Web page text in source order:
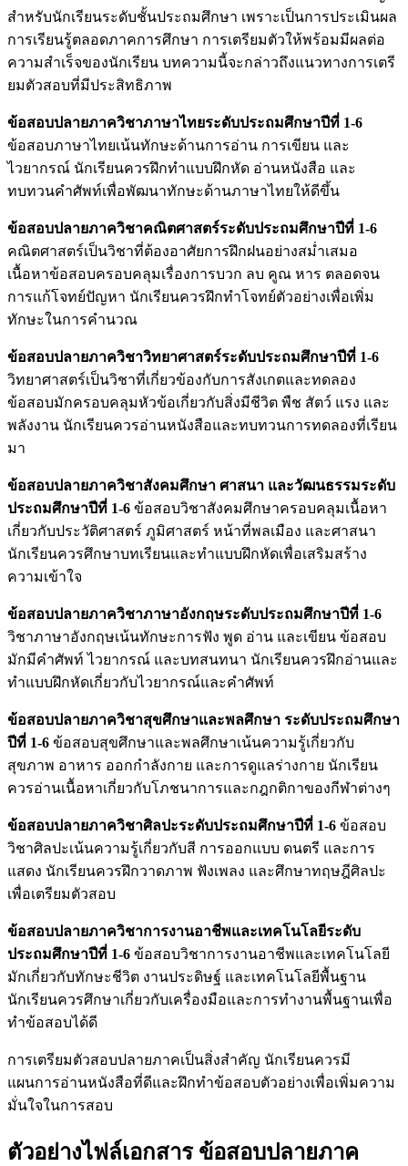
สำหรับนักเรียนระดับชั้นประถมศึกษา เพราะเป็นการประเมินผล
การเรียนรู้ตลอดภาคการศึกษา การเตรียมตัวให้พร้อมมีผลต่อ
ความสำเร็จของนักเรียน บทความนี้จะกล่าวถึงแนวทางการเตรี
ยมตัวสอบที่มีประสิทธิภาพ
ข้อสอบปลายภาควิชาภาษาไทยระดับประถมศึกษาปีที่ 1-6
ข้อสอบภาษาไทยเน้นทักษะด้านการอ่าน การเขียน และ
ไวยากรณ์ นักเรียนควรฝึกทำแบบฝึกหัด อ่านหนังสือ และ
ทบทวนคำศัพท์เพื่อพัฒนาทักษะด้านภาษาไทยให้ดีขึ้น
ข้อสอบปลายภาควิชาคณิตศาสตร์ระดับประถมศึกษาปีที่ 1-6
คณิตศาสตร์เป็นวิชาที่ต้องอาศัยการฝึกฝนอย่างสม่ำเสมอ
เนื้อหาข้อสอบครอบคลุมเรื่องการบวก ลบ คูณ หาร ตลอดจน
การแก้โจทย์ปัญหา นักเรียนควรฝึกทำโจทย์ตัวอย่างเพื่อเพิ่ม
ทักษะในการคำนวณ
ข้อสอบปลายภาควิชาวิทยาศาสตร์ระดับประถมศึกษาปีที่ 1-6
วิทยาศาสตร์เป็นวิชาที่เกี่ยวข้องกับการสังเกตและทดลอง
ข้อสอบมักครอบคลุมหัวข้อเกี่ยวกับสิ่งมีชีวิต พืช สัตว์ แรง และ
พลังงาน นักเรียนควรอ่านหนังสือและทบทวนการทดลองที่เรียน
มา
ข้อสอบปลายภาควิชาสังคมศึกษา ศาสนา และวัฒนธรรมระดับ
ประถมศึกษาปีที่ 1-6 ข้อสอบวิชาสังคมศึกษาครอบคลุมเนื้อหา
เกี่ยวกับประวัติศาสตร์ ภูมิศาสตร์ หน้าที่พลเมือง และศาสนา
นักเรียนควรศึกษาบทเรียนและทำแบบฝึกหัดเพื่อเสริมสร้าง
ความเข้าใจ
ข้อสอบปลายภาควิชาภาษาอังกฤษระดับประถมศึกษาปีที่ 1-6
วิชาภาษาอังกฤษเน้นทักษะการฟัง พูด อ่าน และเขียน ข้อสอบ
มักมีคำศัพท์ ไวยากรณ์ และบทสนทนา นักเรียนควรฝึกอ่านและ
ทำแบบฝึกหัดเกี่ยวกับไวยากรณ์และคำศัพท์
ข้อสอบปลายภาควิชาสุขศึกษาและพลศึกษา ระดับประถมศึกษา
ปีที่ 1-6 ข้อสอบสุขศึกษาและพลศึกษาเน้นความรู้เกี่ยวกับ
สุขภาพ อาหาร ออกกำลังกาย และการดูแลร่างกาย นักเรียน
ควรอ่านเนื้อหาเกี่ยวกับโภชนาการและกฎกติกาของกีฬาต่างๆ
ข้อสอบปลายภาควิชาศิลปะระดับประถมศึกษาปีที่ 1-6 ข้อสอบ
วิชาศิลปะเน้นความรู้เกี่ยวกับสี การออกแบบ ดนตรี และการ
แสดง นักเรียนควรฝึกวาดภาพ ฟังเพลง และศึกษาทฤษฎีศิลปะ
เพื่อเตรียมตัวสอบ
ข้อสอบปลายภาควิชาการงานอาชีพและเทคโนโลยีระดับ
ประถมศึกษาปีที่ 1-6 ข้อสอบวิชาการงานอาชีพและเทคโนโลยี
มักเกี่ยวกับทักษะชีวิต งานประดิษฐ์ และเทคโนโลยีพื้นฐาน
นักเรียนควรศึกษาเกี่ยวกับเครื่องมือและการทำงานพื้นฐานเพื่อ
ทำข้อสอบได้ดี
การเตรียมตัวสอบปลายภาคเป็นสิ่งสำคัญ นักเรียนควรมี
แผนการอ่านหนังสือที่ดีและฝึกทำข้อสอบตัวอย่างเพื่อเพิ่มความ
มั่นใจในการสอบ
ตัวอย่างไฟล์เอกสาร ข้อสอบปลายภาค